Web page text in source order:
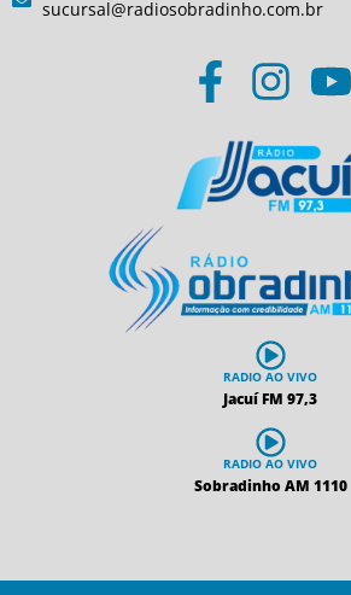
sucursal@radiosobradinho.com.br
RADIO AO VIVO
Jacuí FM 97,3
RADIO AO VIVO
Sobradinho AM 1110